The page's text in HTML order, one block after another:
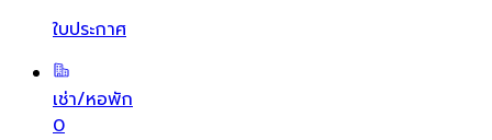
ใบประกาศ
เช่า/หอพัก
0